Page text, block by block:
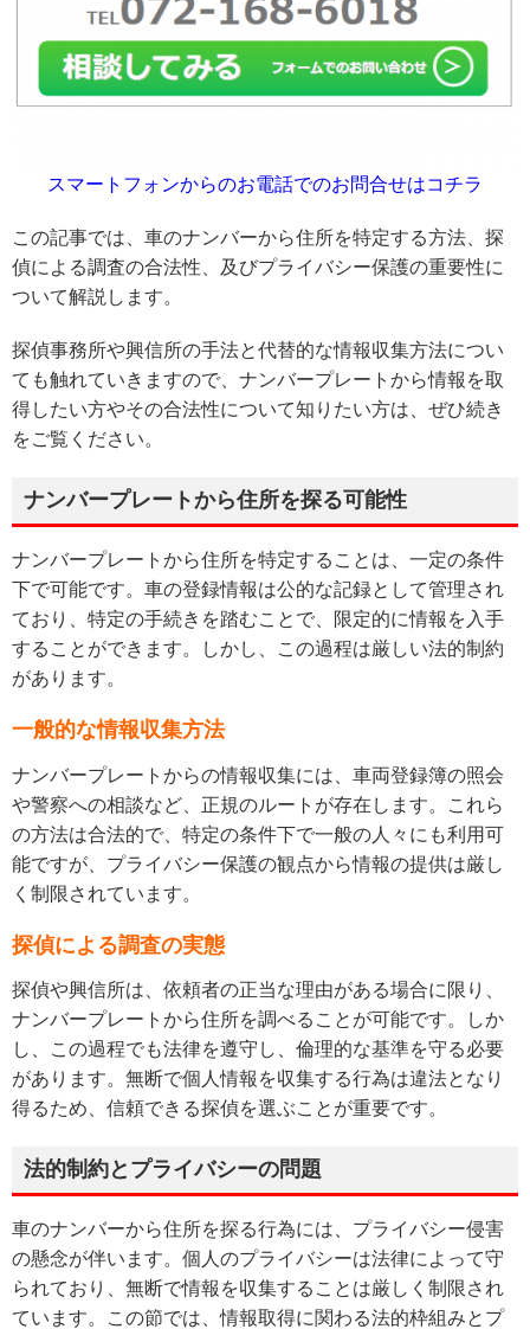
スマートフォンからのお電話でのお問合せはコチラ
この記事では、車のナンバーから住所を特定する方法、探
偵による調査の合法性、及びプライバシー保護の重要性に
ついて解説します。
探偵事務所や興信所の手法と代替的な情報収集方法につい
ても触れていきますので、ナンバープレートから情報を取
得したい方やその合法性について知りたい方は、ぜひ続き
をご覧ください。
ナンバープレートから住所を探る可能性
ナンバープレートから住所を特定することは、一定の条件
下で可能です。車の登録情報は公的な記録として管理され
ており、特定の手続きを踏むことで、限定的に情報を入手
することができます。しかし、この過程は厳しい法的制約
があります。
一般的な情報収集方法
ナンバープレートからの情報収集には、車両登録簿の照会
や警察への相談など、正規のルートが存在します。これら
の方法は合法的で、特定の条件下で一般の人々にも利用可
能ですが、プライバシー保護の観点から情報の提供は厳し
く制限されています。
探偵による調査の実態
探偵や興信所は、依頼者の正当な理由がある場合に限り、
ナンバープレートから住所を調べることが可能です。しか
し、この過程でも法律を遵守し、倫理的な基準を守る必要
があります。無断で個人情報を収集する行為は違法となり
得るため、信頼できる探偵を選ぶことが重要です。
法的制約とプライバシーの問題
車のナンバーから住所を探る行為には、プライバシー侵害
の懸念が伴います。個人のプライバシーは法律によって守
られており、無断で情報を収集することは厳しく制限され
ています。この節では、情報取得に関わる法的枠組みとプ